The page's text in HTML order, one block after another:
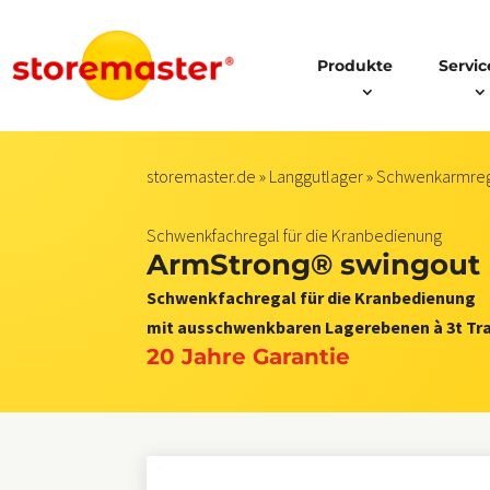
Produkte
storemaster.de » Langgutlager»
Schwenkfachregal für die Kranbedienung
ArmStrong® swingout
Schwenkfachregal für die Kranbedienung
mit ausschwenkbaren Lagerebenen à 3t
20 Jahre Garantie